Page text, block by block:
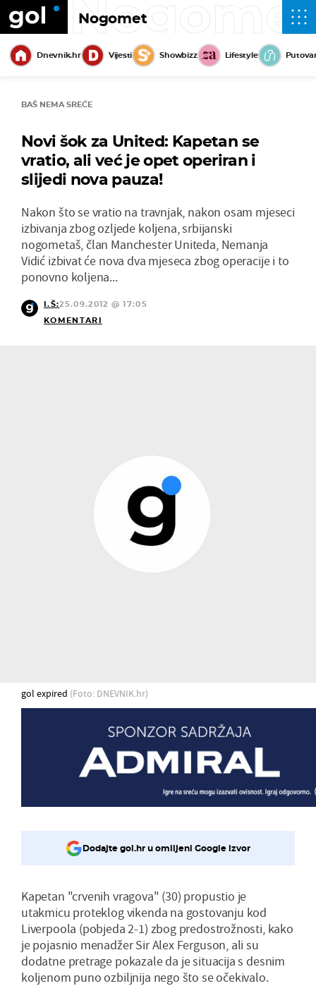
Nogomet
Dnevnik.hr Vijesti Showbizz Lifestyle
BAŠ NEMA SREĆE
Novi šok za United: Kapetan se
vratio, ali već je opet operiran i
slijedi nova pauza!
Nakon što se vratio na travnjak, nakon osam mjeseci
izbivanja zbog ozljede koljena, srbijanski
nogometaš, član Manchester Uniteda, Nemanja
Vidić izbivat će nova dva mjeseca zbog operacije i to
ponovno koljena...
I.Š:25.09.2012 @ 17:05
KOMENTARI
gol expired (Foto: DNEVNIK.hr)
Dodajte gol.hr u omiljeni Google izvor
Kapetan "crvenih vragova" (30) propustio je
utakmicu proteklog vikenda na gostovanju kod
Liverpoola (pobjeda 2-1) zbog predostrožnosti, kako
je pojasnio menadžer Sir Alex Ferguson, ali su
dodatne pretrage pokazale da je situacija s desnim
koljenom puno ozbiljnija nego što se očekivalo.